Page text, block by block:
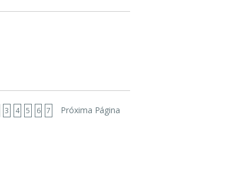
3 4 5 6 7 Próxima Página